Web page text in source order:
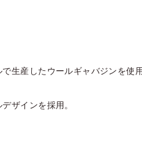
生産したウールギャバジンを使
ザインを採用。